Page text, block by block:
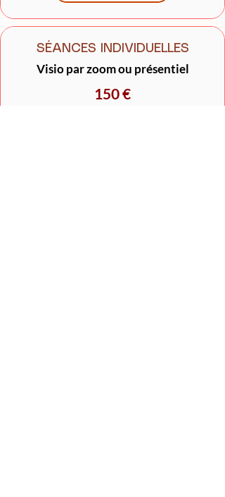
SÉANCES INDIVIDUELLES
Visio par zoom ou présentiel
150 €